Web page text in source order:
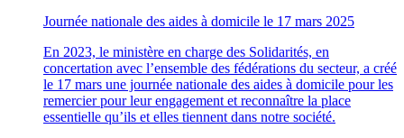
Journée nationale des aides à domicile le 17 mars 2025
En 2023, le ministère en charge des Solidarités, en
concertation avec l’ensemble des fédérations du secteur, a créé
le 17 mars une journée nationale des aides à domicile pour les
remercier pour leur engagement et reconnaître la place
essentielle qu’ils et elles tiennent dans notre société.